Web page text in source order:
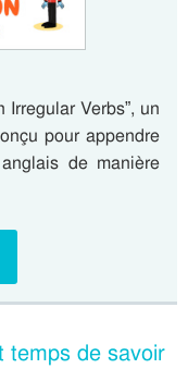
Irregular Verbs”, un
pour appendre
de manière
temps de savoir